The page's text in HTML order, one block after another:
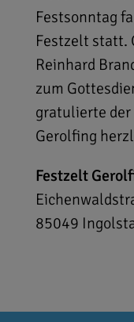
Festsonntag
Festzelt statt.
Reinhard
zum
gratulierte
Gerolfing
Festzelt
85049